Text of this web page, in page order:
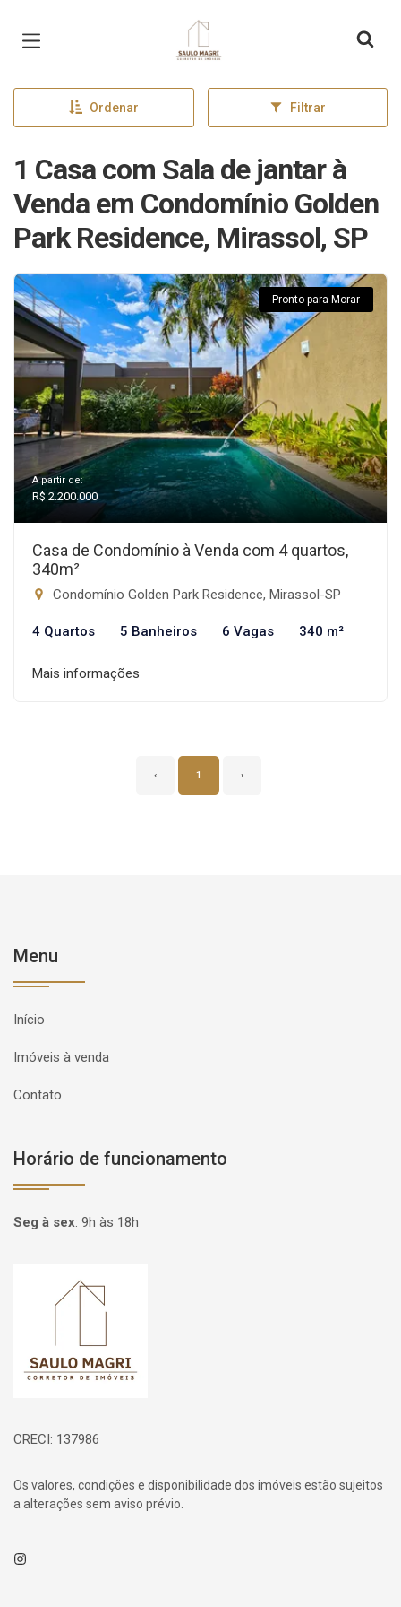
Página inicial
Ordenar Filtrar
1 Casa com Sala de jantar à
Venda em Condomínio Golden
Park Residence, Mirassol, SP
Pronto para Morar
A partir de:
R$ 2.200.000
Casa de Condomínio à Venda com 4 quartos,
340m²
Condomínio Golden Park Residence, Mirassol-SP
4 Quartos 5 Banheiros 6 Vagas 340 m²
Mais informações
‹ 1 ›
Menu
Início
Imóveis à venda
Contato
Horário de funcionamento
Seg à sex: 9h às 18h
Página inicial
CRECI: 137986
Os valores, condições e disponibilidade dos imóveis estão sujeitos
a alterações sem aviso prévio.
Instagram